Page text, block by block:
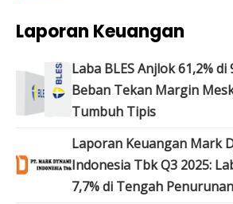
Laporan Keuangan
Laba BLES Anjlok 61,2%
Beban Tekan Margin
Tumbuh Tipis
Laporan Keuangan Mark
Indonesia Tbk Q3 2025:
7,7% di Tengah